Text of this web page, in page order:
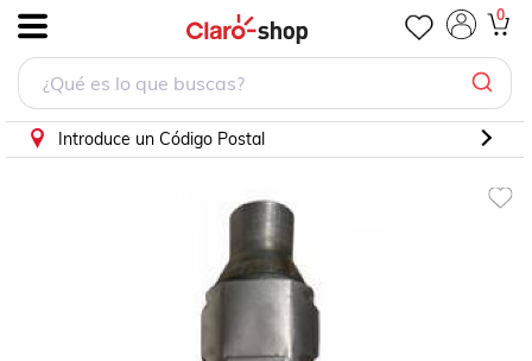
0
Introduce un Código Postal